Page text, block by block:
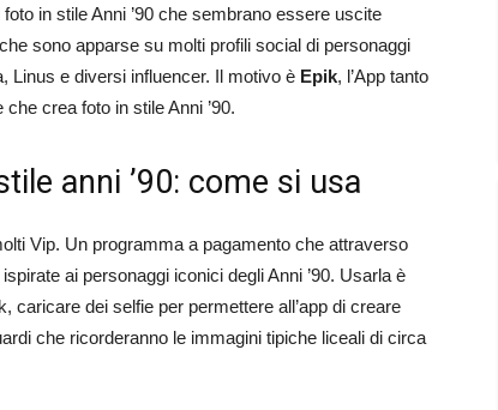
in stile Anni ’90 che sembrano essere uscite
sono apparse su molti profili social di personaggi
Linus e diversi influencer. Il motivo è Epik, l’App tanto
crea foto in stile Anni ’90.
anni ’90: come si usa
Vip. Un programma a pagamento che attraverso
ai personaggi iconici degli Anni ’90. Usarla è
caricare dei selfie per permettere all’app di creare
che ricorderanno le immagini tipiche liceali di circa